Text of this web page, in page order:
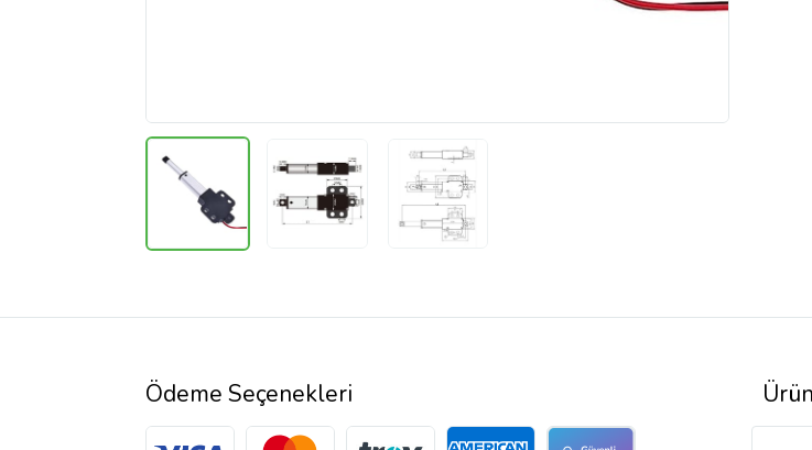
Ödeme Seçenekleri